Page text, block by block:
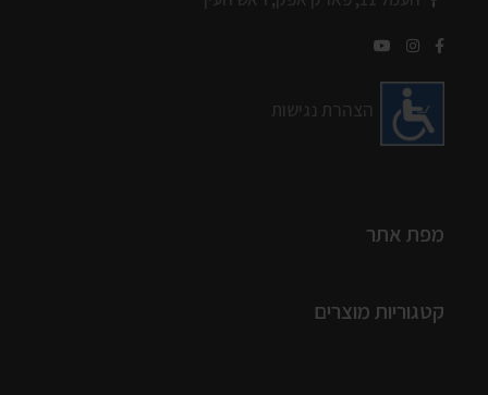
הצהרת נגישות
מפת אתר
קטגוריות מוצרים